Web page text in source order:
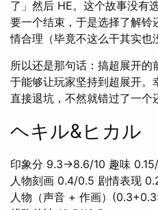
了」然后 HE。这个故事没有
要一个结束，于是选择了解铃
情合理（毕竟不这么干其实也
所以还是那句话：搞超展开
于能够让玩家坚持到超展开
直接退坑，不然就错过了一个
ヘキル&ヒカル
印象分 9.3→8.6/10 趣味
人物刻画 0.4/0.5 剧情表现
人物（声音 + 作画）